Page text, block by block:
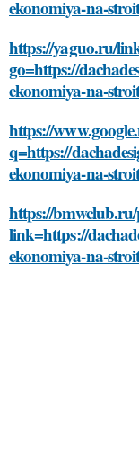
ekonomiya-na-
https://yaguo.ru/
go=https://
ekonomiya-na-
https://
q=https://
ekonomiya-na-
https://
link=https://
ekonomiya-na-